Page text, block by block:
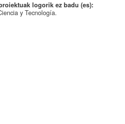
logorik ez badu (es):
y Tecnología.